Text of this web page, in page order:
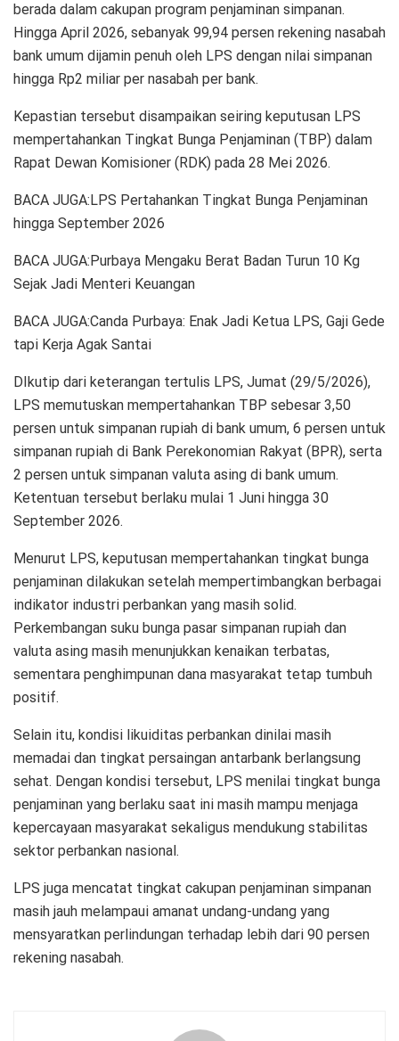
berada dalam cakupan program penjaminan simpanan.
Hingga April 2026, sebanyak 99,94 persen rekening nasabah
bank umum dijamin penuh oleh LPS dengan nilai simpanan
hingga Rp2 miliar per nasabah per bank.
Kepastian tersebut disampaikan seiring keputusan LPS
mempertahankan Tingkat Bunga Penjaminan (TBP) dalam
Rapat Dewan Komisioner (RDK) pada 28 Mei 2026.
BACA JUGA:LPS Pertahankan Tingkat Bunga Penjaminan
hingga September 2026
BACA JUGA:Purbaya Mengaku Berat Badan Turun 10 Kg
Sejak Jadi Menteri Keuangan
BACA JUGA:Canda Purbaya: Enak Jadi Ketua LPS, Gaji Gede
tapi Kerja Agak Santai
DIkutip dari keterangan tertulis LPS, Jumat (29/5/2026),
LPS memutuskan mempertahankan TBP sebesar 3,50
persen untuk simpanan rupiah di bank umum, 6 persen untuk
simpanan rupiah di Bank Perekonomian Rakyat (BPR), serta
2 persen untuk simpanan valuta asing di bank umum.
Ketentuan tersebut berlaku mulai 1 Juni hingga 30
September 2026.
Menurut LPS, keputusan mempertahankan tingkat bunga
penjaminan dilakukan setelah mempertimbangkan berbagai
indikator industri perbankan yang masih solid.
Perkembangan suku bunga pasar simpanan rupiah dan
valuta asing masih menunjukkan kenaikan terbatas,
sementara penghimpunan dana masyarakat tetap tumbuh
positif.
Selain itu, kondisi likuiditas perbankan dinilai masih
memadai dan tingkat persaingan antarbank berlangsung
sehat. Dengan kondisi tersebut, LPS menilai tingkat bunga
penjaminan yang berlaku saat ini masih mampu menjaga
kepercayaan masyarakat sekaligus mendukung stabilitas
sektor perbankan nasional.
LPS juga mencatat tingkat cakupan penjaminan simpanan
masih jauh melampaui amanat undang-undang yang
mensyaratkan perlindungan terhadap lebih dari 90 persen
rekening nasabah.